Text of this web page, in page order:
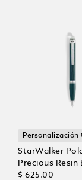
Personalización
StarWalker
Precious Resin
$ 625.00